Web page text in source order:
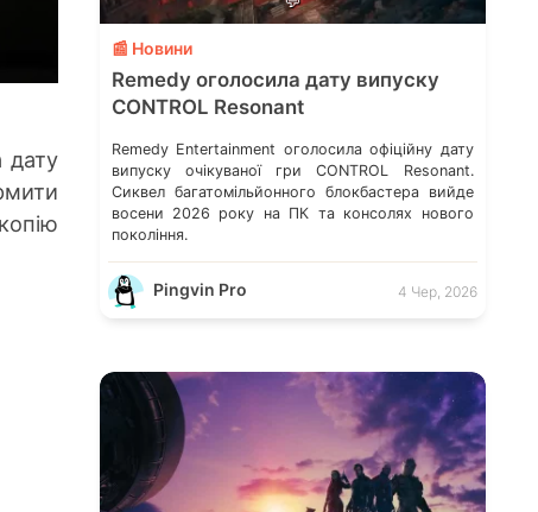
дату
📰 Новини
Remedy оголосила дату випуску
CONTROL Resonant
Remedy Entertainment оголосила офіційну дату
випуску очікуваної гри CONTROL Resonant.
Сиквел багатомільйонного блокбастера вийде
восени 2026 року на ПК та консолях нового
покоління.
Pingvin Pro 4 Чер, 2026